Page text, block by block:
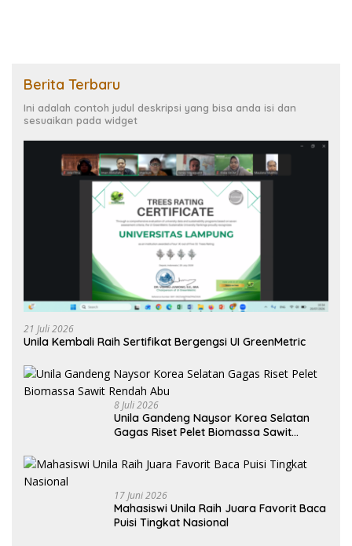
Berita Terbaru
Ini adalah contoh judul deskripsi yang bisa anda isi dan
sesuaikan pada widget
21 Juli 2026
Unila Kembali Raih Sertifikat Bergengsi UI GreenMetric
8 Juli 2026
Unila Gandeng Naysor Korea Selatan
Gagas Riset Pelet Biomassa Sawit
17 Juni 2026
Mahasiswi Unila Raih Juara Favorit Baca
Puisi Tingkat Nasional